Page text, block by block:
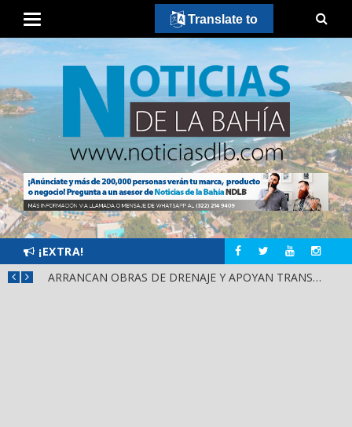
¡EXTRA!
ARRANCAN OBRAS DE DRENAJE Y APOYAN TRANSPORTE PÚBLICO EN PUENTE DE SAN CAYETANO
Translate to